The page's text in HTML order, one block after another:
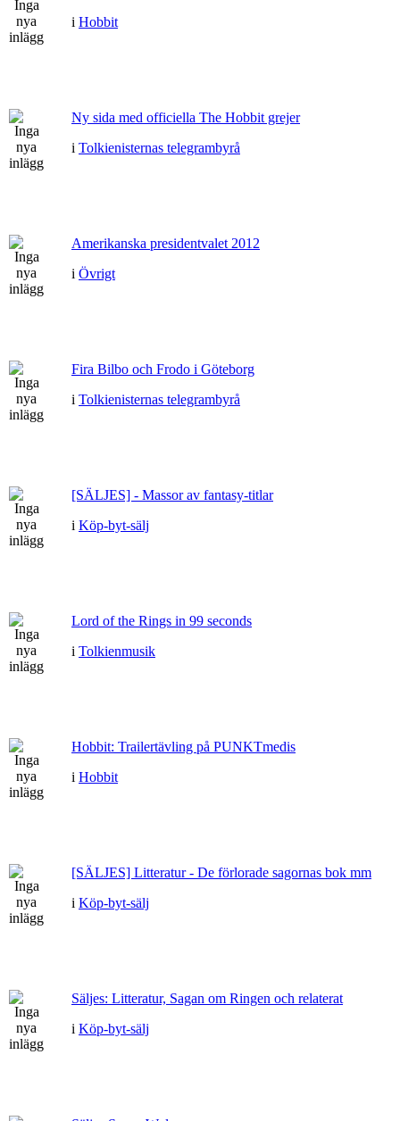
i Hobbit
Ny sida med officiella The Hobbit grejer
i Tolkienisternas telegrambyrå
Amerikanska presidentvalet 2012
i Övrigt
Fira Bilbo och Frodo i Göteborg
i Tolkienisternas telegrambyrå
[SÄLJES] - Massor av fantasy-titlar
i Köp-byt-sälj
Lord of the Rings in 99 seconds
i Tolkienmusik
Hobbit: Trailertävling på PUNKTmedis
i Hobbit
[SÄLJES] Litteratur - De förlorade sagornas bok mm
i Köp-byt-sälj
Säljes: Litteratur, Sagan om Ringen och relaterat
i Köp-byt-sälj